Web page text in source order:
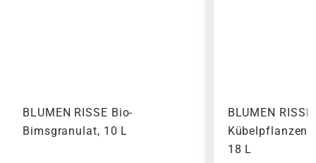
BLUMEN RISSE Bio-
Bimsgranulat, 10 L
BLUMEN
18 L